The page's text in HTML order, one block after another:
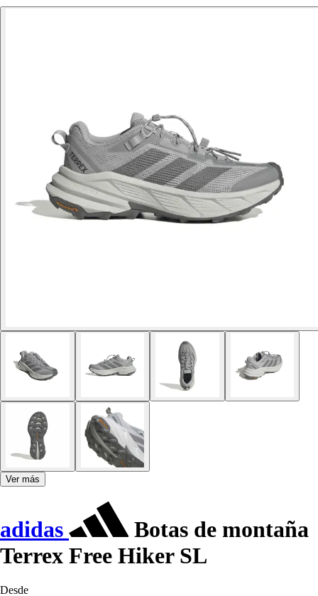
Ver más
adidas
Botas de montaña
Terrex Free Hiker SL
Desde